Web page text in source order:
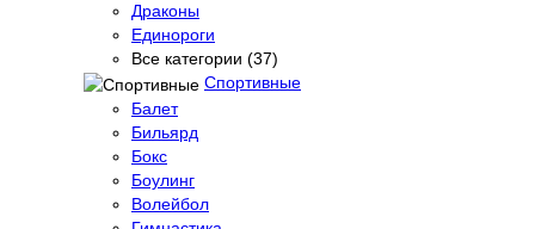
Драконы
Единороги
Все категории (37)
Спортивные
Балет
Бильярд
Бокс
Боулинг
Волейбол